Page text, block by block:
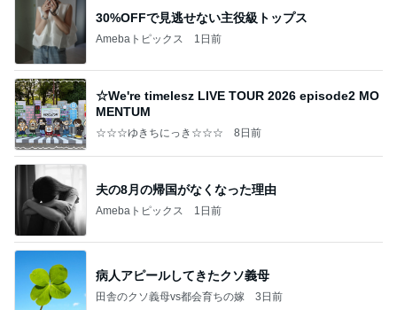
30%OFFで見逃せない主役級トップス
Amebaトピックス 1日前
☆We're timelesz LIVE TOUR 2026 episode2 MO
MENTUM
☆☆☆ゆきちにっき☆☆☆ 8日前
夫の8月の帰国がなくなった理由
Amebaトピックス 1日前
病人アピールしてきたクソ義母
田舎のクソ義母vs都会育ちの嫁 3日前